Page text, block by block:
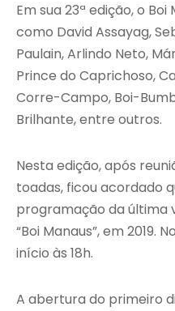
Em sua 23ª edição, o
como David Assayag,
Paulain, Arlindo Neto,
Prince do Caprichoso,
Corre-Campo, Boi-
Brilhante, entre outros.
Nesta edição, após
toadas, ficou acordado
programação da última
“Boi Manaus”, em 2019.
início às 18h.
A abertura do primeiro